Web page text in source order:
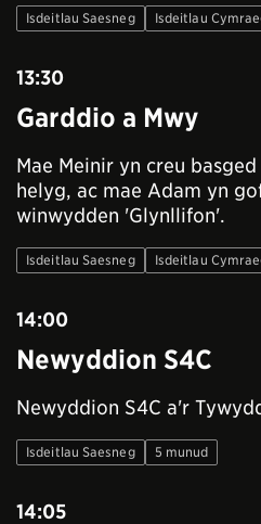
Isdeitlau Saesneg Isdeitlau
13:30
Garddio a Mwy
Mae Meinir yn creu
helyg, ac mae Adam yn
winwydden 'Glynllifon'.
Isdeitlau Saesneg Isdeitlau
14:00
Newyddion S4C
Newyddion S4C a'r
Isdeitlau Saesneg 5 munud
14:05